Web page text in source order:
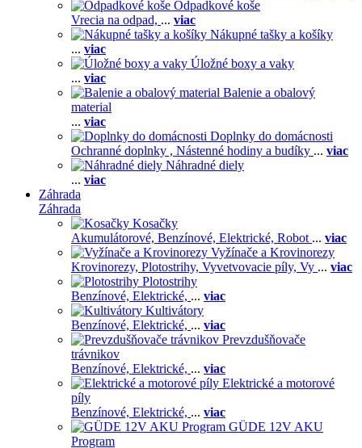
Odpadkové koše
Vrecia na odpad, ... viac
Nákupné tašky a košíky
... viac
Úložné boxy a vaky
... viac
Balenie a obalový
material
... viac
Doplnky do domácnosti
Ochranné doplnky , Nástenné hodiny a budíky ... viac
Náhradné diely
... viac
Záhrada
Záhrada
Kosačky
Akumulátorové, Benzínové, Elektrické, Robot ... viac
Vyžínače a Krovinorezy
Krovinorezy, Plotostrihy, Vyvetvovacie píly, Vy ... viac
Plotostrihy
Benzínové, Elektrické, ... viac
Kultivátory
Benzínové, Elektrické, ... viac
Prevzdušňovače
trávnikov
Benzínové, Elektrické, ... viac
Elektrické a motorové
píly
Benzínové, Elektrické, ... viac
GÜDE 12V AKU
Program